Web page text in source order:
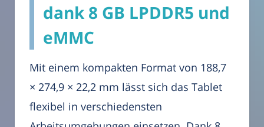
dank 8 GB LPDDR5 und
eMMC
Mit einem kompakten Format von 188,7
× 274,9 × 22,2 mm lässt sich das Tablet
flexibel in verschiedensten